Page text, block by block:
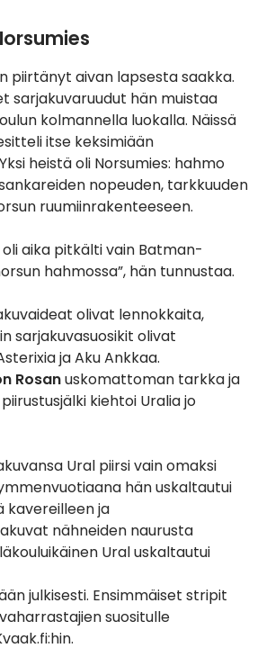
piirtänyt aivan lapsesta saakka.
sarjakuvaruudut hän muistaa
kolmannella luokalla. Näissä
itse keksimiään
heistä oli Norsumies: hahmo
nopeuden, tarkkuuden
ruumiinrakenteeseen.
aika pitkälti vain Batman-
hahmossa”, hän tunnustaa.
olivat lennokkaita,
sarjakuvasuosikit olivat
ja Aku Ankkaa.
Rosanuskomattoman tarkka ja
kiehtoi Uralia jo
Ural piirsi vain omaksi
hän uskaltautui
kavereilleen ja
nähneiden naurusta
Ural uskaltautui
julkisesti. Ensimmäiset stripit
suositulle